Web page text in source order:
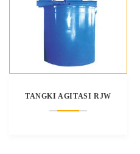
TANGKI AGITASI RJW